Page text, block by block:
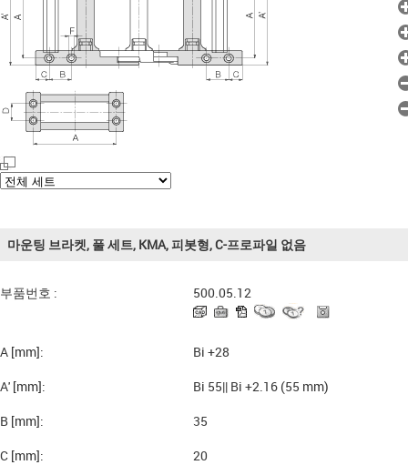
마운팅 브라켓, 풀 세트, KMA, 피봇형, C-프로파일 없음
부품번호 : 500.05.12
A [mm]:
Bi +28
A' [mm]:
Bi 55|| Bi +2.16 (55 mm)
B [mm]:
35
C [mm]:
20